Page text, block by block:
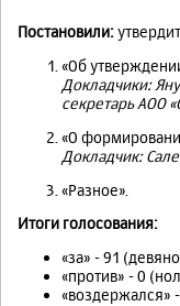
Постановили:
«Об
Докладчики:
секретарь АОО
«О
Докладчик:
«Разное».
Итоги голосования:
«за» - 91
«против» - 0
«воздержался»